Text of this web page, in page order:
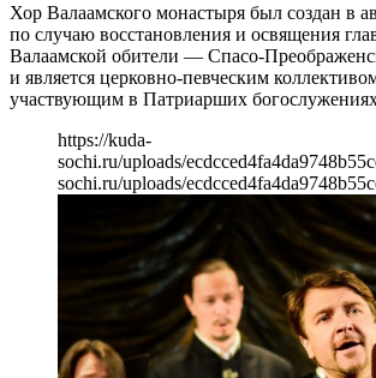
Хор Валаамского монастыря был создан в
по случаю восстановления и освящения
Валаамской обители — Спасо-
и является церковно-певческим
участвующим в Патриарших
https://kuda-
sochi.ru/uploads/
sochi.ru/uploads/